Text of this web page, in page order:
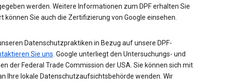
werden. Weitere Informationen zum DPF erhalten Sie
können Sie auch die Zertifizierung von Google einsehen.
Datenschutzpraktiken in Bezug auf unsere DPF-
Sie uns. Google unterliegt den Untersuchungs- und
der Federal Trade Commission der USA. Sie können sich mit
Ihre lokale Datenschutzaufsichtsbehörde wenden. Wir